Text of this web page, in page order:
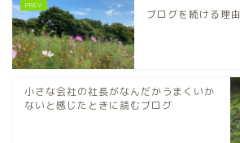
ブログを続ける理由
小さな会社の社長がなんだかうまくいか
ないと感じたときに読むブログ